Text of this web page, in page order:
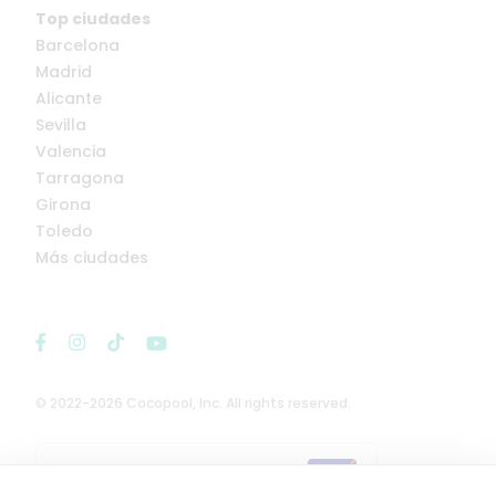
© 2022-2026 Cocopool, Inc. All rights reserved.
Top ciudades
Barcelona
Madrid
Alicante
Sevilla
Valencia
Tarragona
Girona
Toledo
Más ciudades